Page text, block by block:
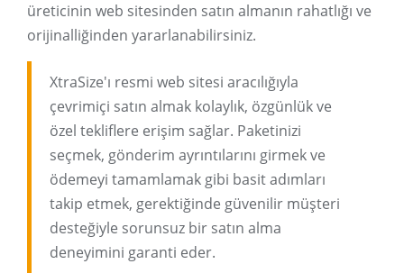
üreticinin web sitesinden satın almanın rahatlığı ve
orijinalliğinden yararlanabilirsiniz.
XtraSize'ı resmi web sitesi aracılığıyla
çevrimiçi satın almak kolaylık, özgünlük ve
özel tekliflere erişim sağlar. Paketinizi
seçmek, gönderim ayrıntılarını girmek ve
ödemeyi tamamlamak gibi basit adımları
takip etmek, gerektiğinde güvenilir müşteri
desteğiyle sorunsuz bir satın alma
deneyimini garanti eder.